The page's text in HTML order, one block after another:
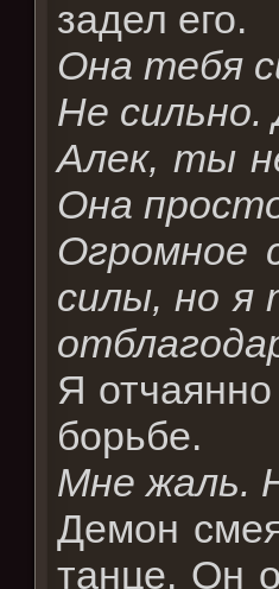
задел его.
Она тебя
Не
Алек, ты
Она
Огромное
силы, но я
Я
борьбе.
Мне жаль.
Демон
танце. Он